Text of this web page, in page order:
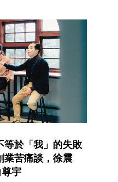
等於「我」的失敗
苦痛談，徐震
宇